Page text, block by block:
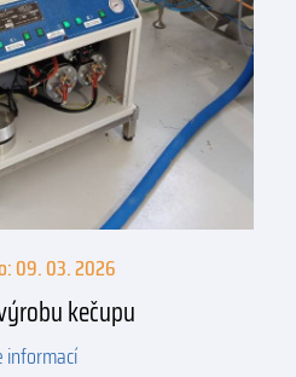
09. 03. 2026
kečupu
informací